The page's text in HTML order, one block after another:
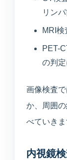
リン
MRI
PET-
の判
画像検査
か、周囲
べていきま
内視鏡